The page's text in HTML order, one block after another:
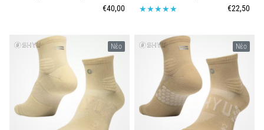
προστασία
Ποια
κορυφαία
μοντέλα
παπουτσιών
€40,00
€22,50
Νέο Νέο